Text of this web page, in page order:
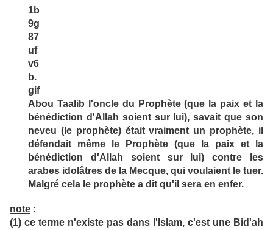
Abou Taalib l'oncle du Prophète (que la paix et la
bénédiction d'Allah soient sur lui), savait que son
neveu (le prophète) était vraiment un prophète, il
défendait même le Prophète (que la paix et la
bénédiction d'Allah soient sur lui) contre les
arabes idolâtres de la Mecque, qui voulaient le tuer.
Malgré cela le prophète a dit qu'il sera en enfer.
note :
(1) ce terme n'existe pas dans l'Islam, c'est une Bid'ah